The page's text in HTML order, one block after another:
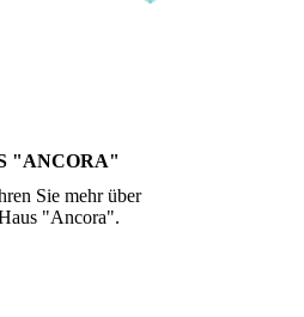
"ANCORA"
Sie mehr über
"Ancora".